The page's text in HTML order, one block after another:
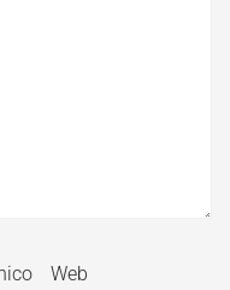
Web